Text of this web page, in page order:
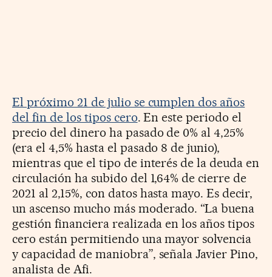
El próximo 21 de julio se cumplen dos años
del fin de los tipos cero. En este periodo el
precio del dinero ha pasado de 0% al 4,25%
(era el 4,5% hasta el pasado 8 de junio),
mientras que el tipo de interés de la deuda en
circulación ha subido del 1,64% de cierre de
2021 al 2,15%, con datos hasta mayo. Es decir,
un ascenso mucho más moderado. “La buena
gestión financiera realizada en los años tipos
cero están permitiendo una mayor solvencia
y capacidad de maniobra”, señala Javier Pino,
analista de Afi.